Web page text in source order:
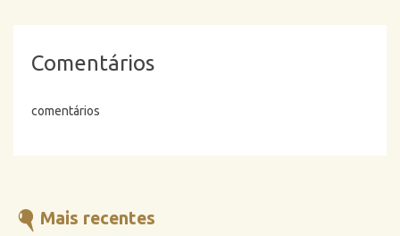
Comentários
comentários
Mais recentes